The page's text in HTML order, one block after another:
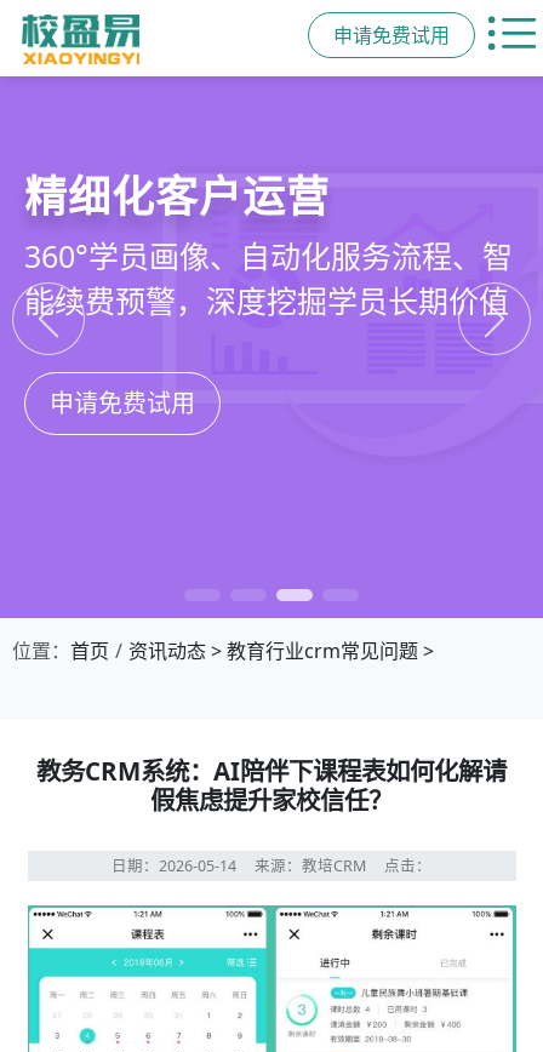
申请免费试用
教培行业CRM
以学员为中心，打通从引流、转化、
教学到复购转介绍的全生命周期增长
引擎
申请免费试用
智能销售漏斗
线索自动分配、标准化跟单、试听转
化分析，打造高绩效招生团队
申请免费试用
精细化客户运营
360°学员画像、自动化服务流程、智
能续费预警，深度挖掘学员长期价值
申请免费试用
私域招生与裂变
集成企微SCRM、小程序商城、丰富
裂变工具，实现低成本口碑增长
申请免费试用
位置： 首页 资讯动态>教育行业crm常见问题>
教务CRM系统：AI陪伴下课程表如何化解请
假焦虑提升家校信任？
日期：2026-05-14 来源：教培CRM 点击：